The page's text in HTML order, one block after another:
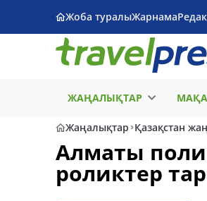
Жоба туралыЖарнама
ЖАҢАЛЫҚТАР
Жаңалықтар Қазақстан
Алматы
роликтер